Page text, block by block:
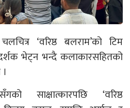
चलचित्र ‘वरिष्ठ बलराम’को टिम
भेट्न भन्दै कलाकारसहितको
साक्षात्कारपछि ‘वरिष्ठ